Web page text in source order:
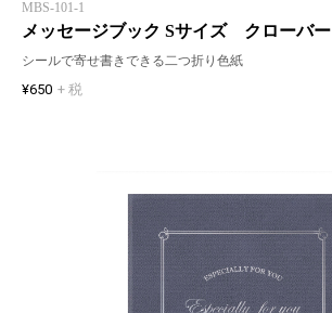
MBS-101-1
メッセージブック Sサイズ クローバー
シールで寄せ書きできる二つ折り色紙
¥650 + 税